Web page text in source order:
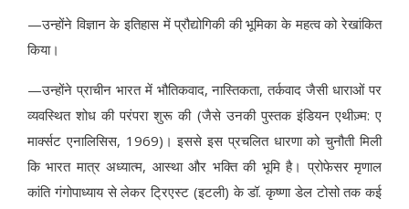
—उन्होंने विज्ञान के इतिहास में प्रौद्योगिकी की भूमिका के महत्व को रेखांकित
किया।
—उन्होंने प्राचीन भारत में भौतिकवाद, नास्तिकता, तर्कवाद जैसी धाराओं पर
व्यवस्थित शोध की परंपरा शुरू की (जैसे उनकी पुस्तक इंडियन एथीज़्म: ए
मार्क्सट एनालिसिस, 1969)। इससे इस प्रचलित धारणा को चुनौती मिली
कि भारत मात्र अध्यात्म, आस्था और भक्ति की भूमि है। प्रोफेसर मृणाल
कांति गंगोपाध्याय से लेकर ट्रिएस्ट (इटली) के डॉ. कृष्णा डेल टोसो तक कई